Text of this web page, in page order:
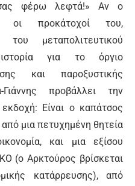
φέρω λεφτά!» Αν ο
οι προκάτοχοί του,
του μεταπολιτευτικού
για το όργιο
και παροξυστικής
προβάλλει την
Είναι ο καπάτσος
μια πετυχημένη θητεία
και μια εξίσου
(ο Αρκτούρος βρίσκεται
κατάρρευσης), από